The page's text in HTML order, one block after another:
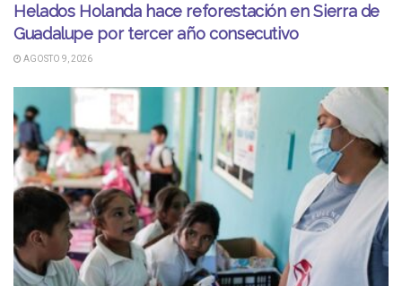
Helados Holanda hace reforestación en Sierra de
Guadalupe por tercer año consecutivo
AGOSTO 9, 2026